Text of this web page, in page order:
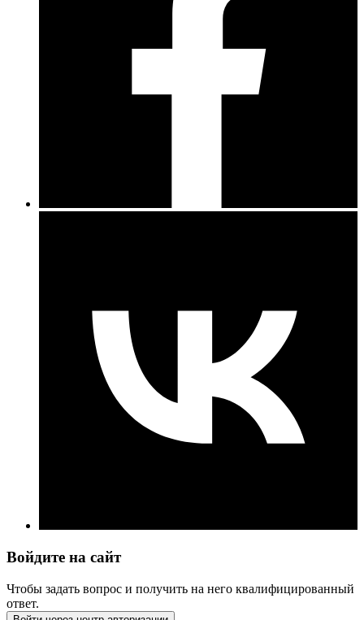
Войдите на сайт
Чтобы задать вопрос и получить на него квалифицированный
ответ.